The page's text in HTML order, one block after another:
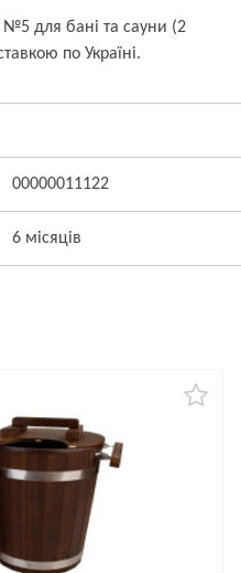
для бані та сауни (2
по Україні.
00000011122
6 місяців